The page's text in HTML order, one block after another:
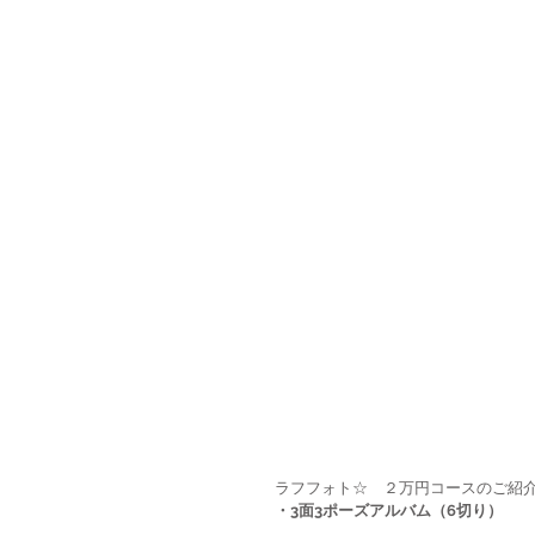
ラフフォト☆　２万円コースのご紹
・3面3ポーズアルバム（6切り）